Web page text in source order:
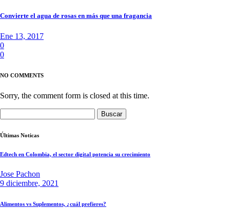
Convierte el agua de rosas en más que una fragancia
Ene 13, 2017
0
0
NO COMMENTS
Sorry, the comment form is closed at this time.
Últimas Noticas
Edtech en Colombia, el sector digital potencia su crecimiento
Jose Pachon
9 diciembre, 2021
Alimentos vs Suplementos, ¿cuál prefieres?